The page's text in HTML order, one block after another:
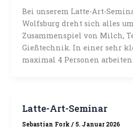
Bei unserem Latte-Art-
Wolfsburg dreht sich alles
Zusammenspiel von Milch,
Gießtechnik. In einer sehr
maximal 4 Personen
Latte-Art-Seminar
Sebastian Fork/ 5. Januar 2026